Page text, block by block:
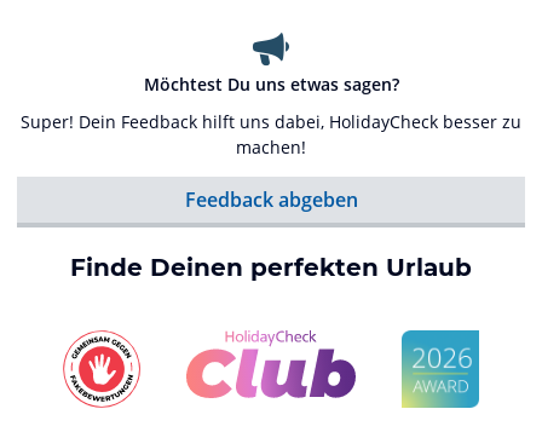
Möchtest Du uns etwas sagen?
Super! Dein Feedback hilft uns dabei, HolidayCheck besser zu
machen!
Feedback abgeben
Finde Deinen perfekten Urlaub